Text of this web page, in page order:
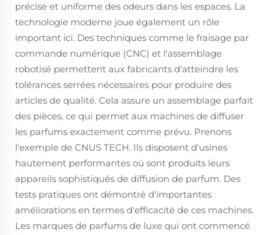
précise et uniforme des odeurs dans les espaces. La
technologie moderne joue également un rôle
important ici. Des techniques comme le fraisage par
commande numérique (CNC) et l'assemblage
robotisé permettent aux fabricants d'atteindre les
tolérances serrées nécessaires pour produire des
articles de qualité. Cela assure un assemblage parfait
des pièces, ce qui permet aux machines de diffuser
les parfums exactement comme prévu. Prenons
l'exemple de CNUS TECH. Ils disposent d'usines
hautement performantes où sont produits leurs
appareils sophistiqués de diffusion de parfum. Des
tests pratiques ont démontré d'importantes
améliorations en termes d'efficacité de ces machines.
Les marques de parfums de luxe qui ont commencé